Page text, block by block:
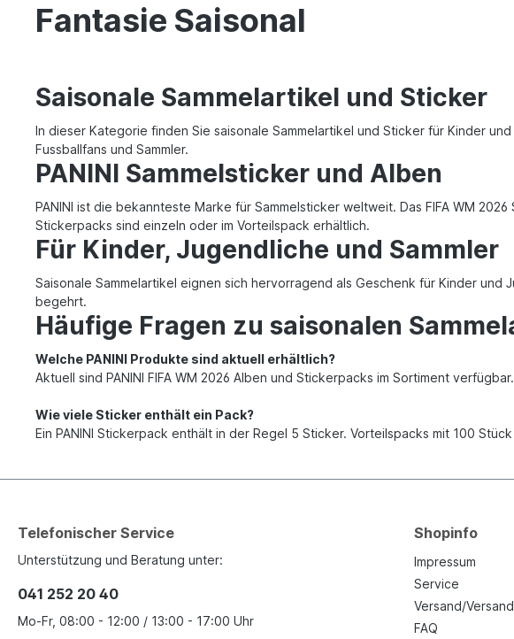
Fantasie Saisonal
Saisonale Sammelartikel und Sticker
In dieser Kategorie finden Sie saisonale Sammelartikel und Sticker für Kinder
Fussballfans und Sammler.
PANINI Sammelsticker und Alben
PANINI ist die bekannteste Marke für Sammelsticker weltweit. Das FIFA WM
Stickerpacks sind einzeln oder im Vorteilspack erhältlich.
Für Kinder, Jugendliche und Sammler
Saisonale Sammelartikel eignen sich hervorragend als Geschenk für Kinder
begehrt.
Häufige Fragen zu saisonalen
Welche PANINI Produkte sind aktuell erhältlich?
Aktuell sind PANINI FIFA WM 2026 Alben und Stickerpacks im Sortiment verfügbar.
Wie viele Sticker enthält ein Pack?
Ein PANINI Stickerpack enthält in der Regel 5 Sticker. Vorteilspacks mit 100
Telefonischer Service
Unterstützung und Beratung unter:
041 252 20 40
Mo-Fr, 08:00 - 12:00 / 13:00 - 17:00 Uhr
Shopinfo
Impressum
Service
Versand/
FAQ